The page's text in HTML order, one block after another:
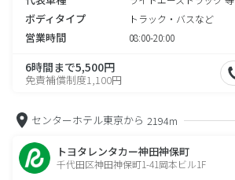
ボディタイプ トラック・バスなど
営業時間 08:00-20:00
6時間まで5,500円
免責補償制度1,100円
センターホテル東京から 2194m
トヨタレンタカー神田神保町
千代田区神田神保町1-41岡本ビル1F